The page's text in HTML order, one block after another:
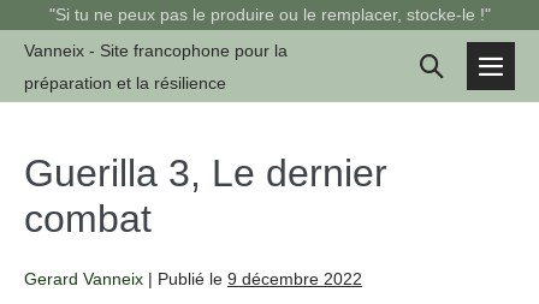
Sauter
contenu
"Si tu ne peux pas le produire ou le remplacer, stocke-le !"
Vanneix - Site francophone pour la
préparation et la résilience
Basculer
la
Guerilla 3, Le dernier
combat
Gerard Vanneix | Publié le 9 décembre 2022